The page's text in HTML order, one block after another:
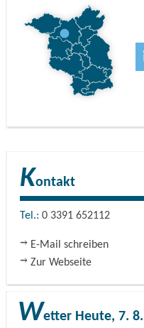
Kontakt
Tel.: 0 3391 652112
E-Mail schreiben
Zur Webseite
Wetter Heute, 7. 8.